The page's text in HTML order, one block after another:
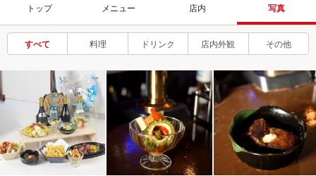
トップ メニュー 店内 写真
すべて 料理 ドリンク 店内外観 その他